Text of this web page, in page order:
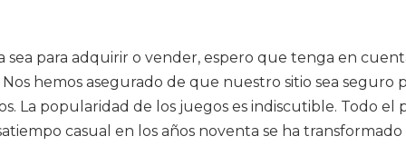
para adquirir o vender, espero que tenga en
hemos asegurado de que nuestro sitio sea seguro
La popularidad de los juegos es indiscutible. Todo el
casual en los años noventa se ha